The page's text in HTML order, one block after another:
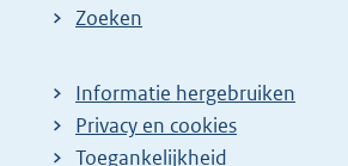
Zoeken
Informatie hergebruiken
Privacy en cookies
Toegankelijkheid